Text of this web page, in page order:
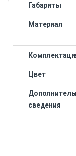
Габариты
Материал
Цвет
сведения